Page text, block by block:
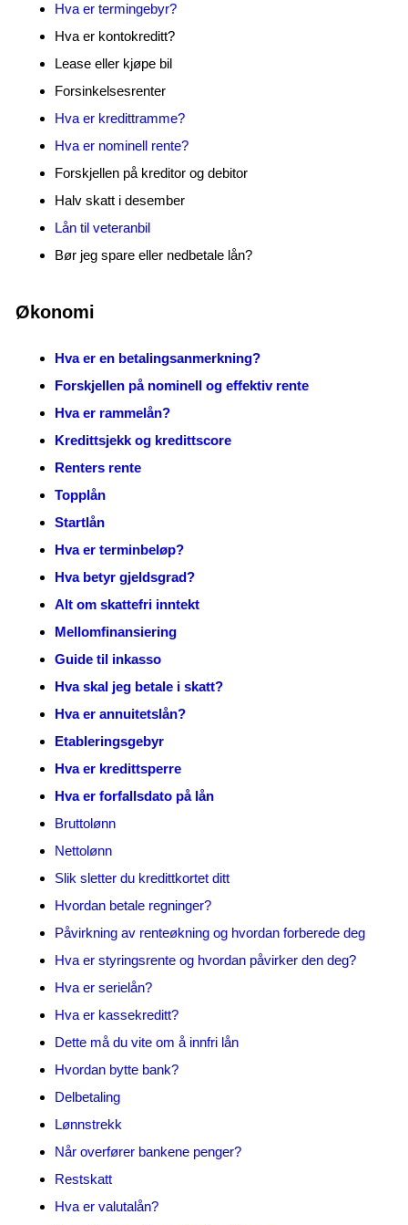
Hva er termingebyr?
Hva er kontokreditt?
Lease eller kjøpe bil
Forsinkelsesrenter
Hva er kredittramme?
Hva er nominell rente?
Forskjellen på kreditor og debitor
Halv skatt i desember
Lån til veteranbil
Bør jeg spare eller nedbetale lån?
Økonomi
Hva er en betalingsanmerkning?
Forskjellen på nominell og effektiv rente
Hva er rammelån?
Kredittsjekk og kredittscore
Renters rente
Topplån
Startlån
Hva er terminbeløp?
Hva betyr gjeldsgrad?
Alt om skattefri inntekt
Mellomfinansiering
Guide til inkasso
Hva skal jeg betale i skatt?
Hva er annuitetslån?
Etableringsgebyr
Hva er kredittsperre
Hva er forfallsdato på lån
Bruttolønn
Nettolønn
Slik sletter du kredittkortet ditt
Hvordan betale regninger?
Påvirkning av renteøkning og hvordan forberede deg
Hva er styringsrente og hvordan påvirker den deg?
Hva er serielån?
Hva er kassekreditt?
Dette må du vite om å innfri lån
Hvordan bytte bank?
Delbetaling
Lønnstrekk
Når overfører bankene penger?
Restskatt
Hva er valutalån?